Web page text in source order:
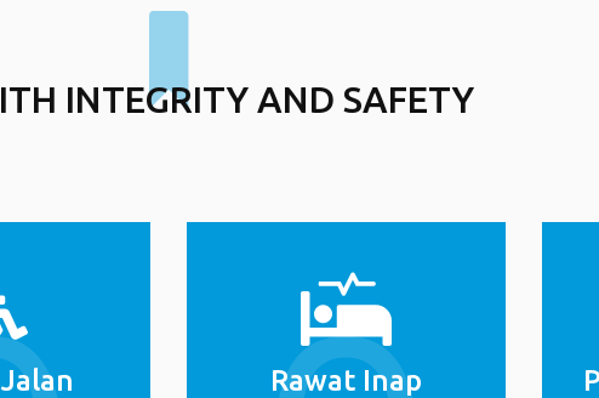
INTEGRITY AND SAFETY
Rawat Inap